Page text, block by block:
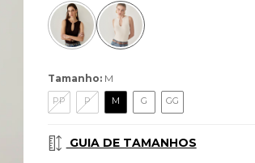
Tamanho: M
PP P M G GG
GUIA DE TAMANHOS